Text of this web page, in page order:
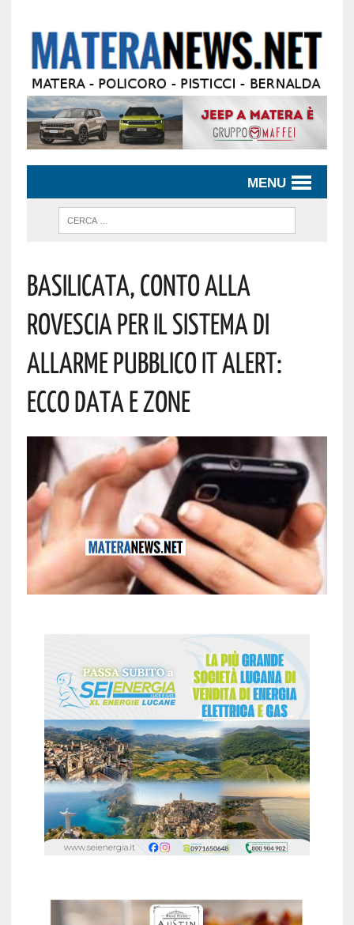
MENU
Basilicata, Conto Alla
Rovescia Per Il Sistema Di
Allarme Pubblico IT Alert:
Ecco Data E Zone